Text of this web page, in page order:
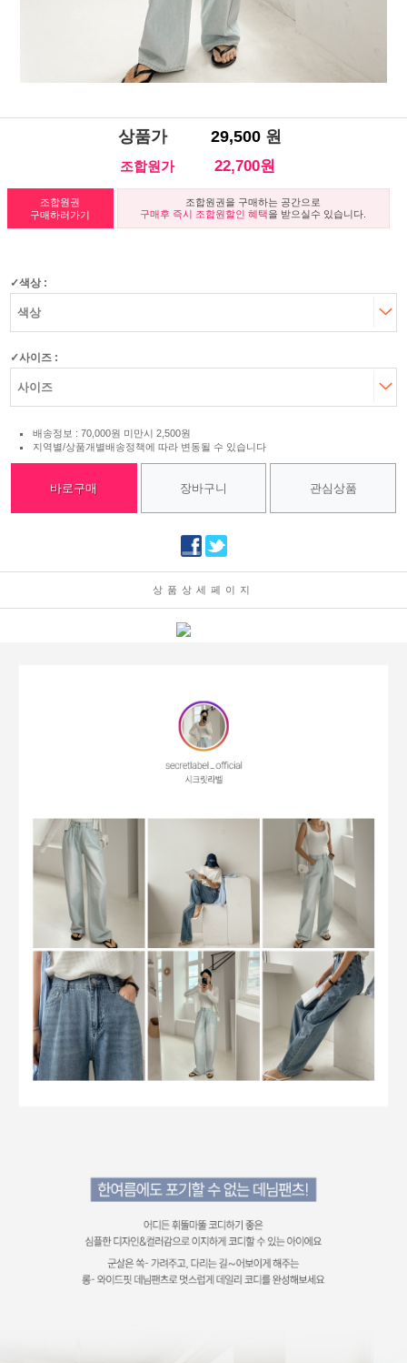
상품가 29,500 원
조합원가 22,700원
조합원권
구매하러가기
조합원권을 구매하는 공간으로
구매후 즉시 조합원할인 혜택을 받으실수 있습니다.
색상 :
사이즈 :
배송정보 : 70,000원 미만시 2,500원
지역별/상품개별배송정책에 따라 변동될 수 있습니다
바로구매 장바구니 관심상품
상품상세페이지